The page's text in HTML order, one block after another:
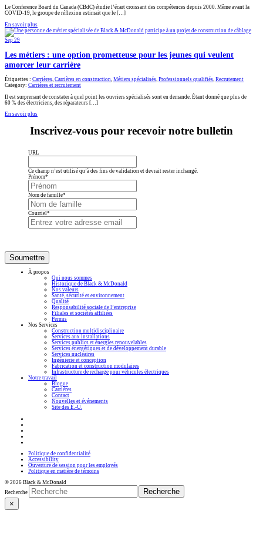
Le Conference Board du Canada (CBdC) étudie l’écart croissant des compétences depuis 2000. Même avant la
COVID-19, le groupe de réflexion estimait que le […]
En savoir plus
Sep 29
Les métiers : une option prometteuse pour les jeunes qui veulent
amorcer leur carrière
Étiquettes : Carrières, Carrières en construction, Métiers spécialisés, Professionnels qualifiés, Recrutement
Category: Carrières et recrutement
Il est surprenant de constater à quel point les ouvriers spécialisés sont en demande. Étant donné que plus de
60 % des électriciens, des réparateurs […]
En savoir plus
Inscrivez-vous pour recevoir notre bulletin
URL
Ce champ n’est utilisé qu’à des fins de validation et devrait rester inchangé.
Prénom*
Nom de famille*
Courriel*
Soumettre
À propos
Qui nous sommes
Historique de Black & McDonald
Nos valeurs
Santé, sécurité et environnement
Qualité
Responsabilité sociale de l’entreprise
Filiales et sociétés affiliées
Permis
Nos Services
Construction multidisciplinaire
Services aux installations
Services publics et énergies renouvelables
Services énergétiques et de développement durable
Services nucléaires
Ingénierie et conception
Fabrication et construction modulaires
Infrastructure de recharge pour véhicules électriques
Notre travail
Blogue
Carrières
Contact
Nouvelles et événements
Site des É.-U.
Politique de confidentialité
Accessibility
Ouverture de session pour les employés
Politique en matière de témoins
© 2026 Black & McDonald
Recherche
Recherche
×